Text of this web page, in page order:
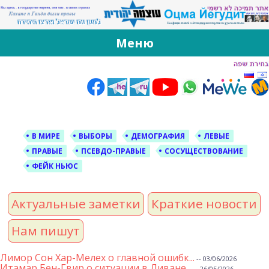
За Оцма Йегудит
עוצמה יהודית ברוסית ובעברית
Меню
В МИРЕ ВЫБОРЫ ДЕМОГРАФИЯ
ЛЕВЫЕ
ПРАВЫЕ
ПСЕВДО-ПРАВЫЕ
СОСУЩЕСТВОВАНИЕ
ФЕЙК НЬЮС
Актуальные заметки
Краткие новости
Нам пишут
Лимор Сон Хар-Мелех о главной ошибк... -- 03/06/2026